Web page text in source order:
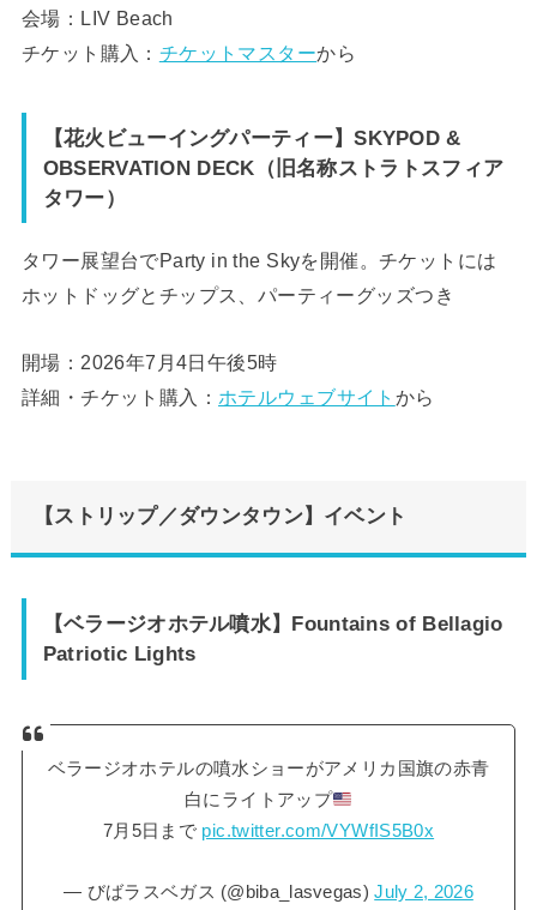
会場：LIV Beach
チケット購入： チケットマスターから
【花火ビューイングパーティー】SKYPOD &
OBSERVATION DECK（旧名称ストラトスフィア
タワー）
タワー展望台でParty in the Skyを開催。チケットには
ホットドッグとチップス、パーティーグッズつき
開場：2026年7月4日午後5時
詳細・チケット購入： ホテルウェブサイト から
【ストリップ／ダウンタウン】イベント
【ベラージオホテル噴水】Fountains of Bellagio
Patriotic Lights
ベラージオホテルの噴水ショーがアメリカ国旗の赤青
白にライトアップ
7月5日まで pic.twitter.com/VYWfIS5B0x
— びばラスベガス (@biba_lasvegas)July 2, 2026